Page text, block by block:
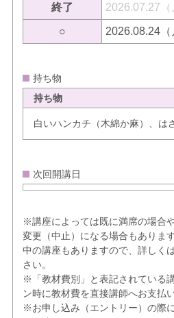
終了 2026.07.27（
○ 2026.08.24（
持ち物
持ち物
白いハンカチ（木綿か麻）、は
次回開講日
※講座によっては既に満席の場合
変更（中止）になる場合もありま
中の講座もありますので、詳しく
さい。
※「教材費別」と表記されている
ン時に教材費を直接講師へお支払
※お申し込み（エントリー）の際